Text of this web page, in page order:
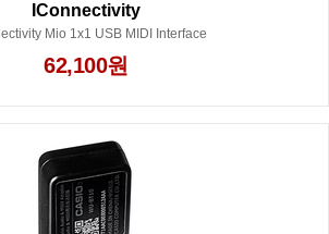
IConnectivity
Mio 1x1 USB MIDI Interface
62,100원